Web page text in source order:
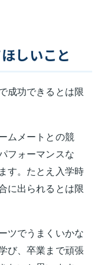
しいこと
成功できるとは限
ムメートとの競
フォーマンスな
す。たとえ入学時
に出られるとは限
ツでうまくいかな
び、卒業まで頑張